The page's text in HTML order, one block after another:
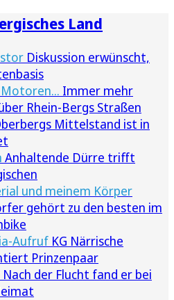
Land
Diskussion erwünscht,
Immer mehr
Rhein-Bergs Straßen
Mittelstand ist in
Anhaltende Dürre trifft
und meinem Körper
gehört zu den besten im
Aufruf KG Närrische
Prinzenpaar
Nach der Flucht fand er bei